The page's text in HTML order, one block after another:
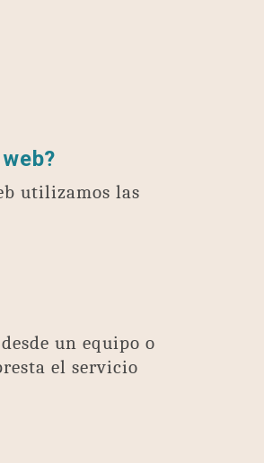
utilizamos las
un equipo o
el servicio